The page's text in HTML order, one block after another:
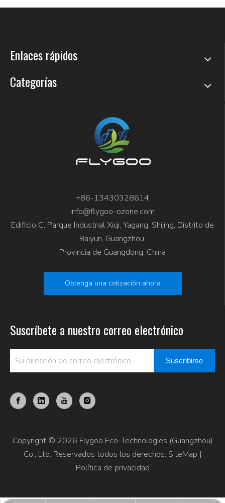
Enlaces rápidos
Categorías
+86-13430328614
info@flygoo-ozone.com
Edificio C, Parque Industrial Xiqi, Yagang, Shijing, Distrito de
Baiyun, Guangzhou,
Provincia de Guangdong, China
Obtenga una cotización ahora
Suscríbete a nuestro correo electrónico
Suscribirse
Copyright © 2026 Flygoo Eco-Technologies (Guangzhou)
Co., Ltd. Reservados todos los derechos. SiteMap |
Política de privacidad